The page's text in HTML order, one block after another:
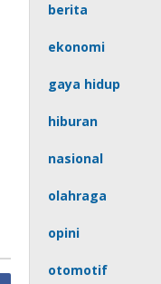
berita
ekonomi
gaya hidup
hiburan
nasional
olahraga
opini
otomotif